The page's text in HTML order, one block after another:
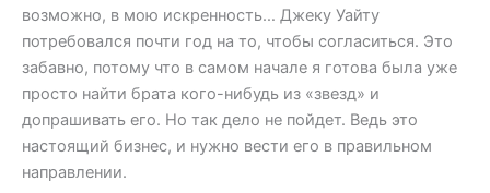
возможно, в мою искренность… Джеку Уайту
потребовался почти год на то, чтобы согласиться. Это
забавно, потому что в самом начале я готова была уже
просто найти брата кого-нибудь из «звезд» и
допрашивать его. Но так дело не пойдет. Ведь это
настоящий бизнес, и нужно вести его в правильном
направлении.